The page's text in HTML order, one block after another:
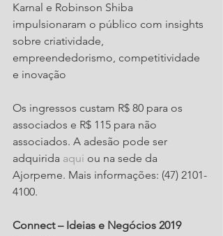
Karnal e Robinson Shiba
impulsionaram o público com insights
sobre criatividade,
empreendedorismo, competitividade
e inovação
Os ingressos custam R$ 80 para os
associados e R$ 115 para não
associados. A adesão pode ser
adquirida aqui ou na sede da
Ajorpeme. Mais informações: (47) 2101-
4100.
Connect – Ideias e Negócios 2019